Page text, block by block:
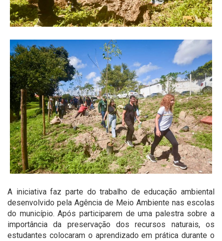
A iniciativa faz parte do trabalho de educação ambiental
desenvolvido pela Agência de Meio Ambiente nas escolas
do município. Após participarem de uma palestra sobre a
importância da preservação dos recursos naturais, os
estudantes colocaram o aprendizado em prática durante o